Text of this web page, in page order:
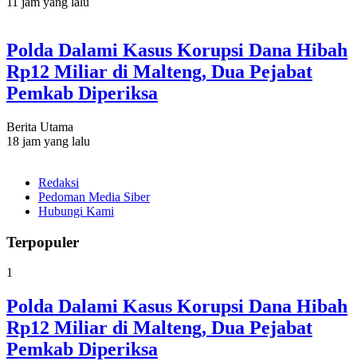
Polda Dalami Kasus Korupsi Dana Hibah
Rp12 Miliar di Malteng, Dua Pejabat
Pemkab Diperiksa
Berita Utama
18 jam yang lalu
Redaksi
Pedoman Media Siber
Hubungi Kami
Terpopuler
1
Polda Dalami Kasus Korupsi Dana Hibah
Rp12 Miliar di Malteng, Dua Pejabat
Pemkab Diperiksa